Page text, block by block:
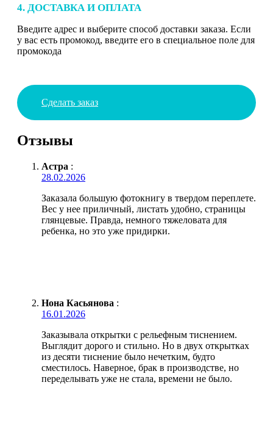
4. ДОСТАВКА И ОПЛАТА
Введите адрес и выберите способ доставки заказа. Если
у вас есть промокод, введите его в специальное поле для
промокода
Сделать заказ
Отзывы
Астра :
28.02.2026
Заказала большую фотокнигу в твердом переплете.
Вес у нее приличный, листать удобно, страницы
глянцевые. Правда, немного тяжеловата для
ребенка, но это уже придирки.
Нона Касьянова :
16.01.2026
Заказывала открытки с рельефным тиснением.
Выглядит дорого и стильно. Но в двух открытках
из десяти тиснение было нечетким, будто
сместилось. Наверное, брак в производстве, но
переделывать уже не стала, времени не было.